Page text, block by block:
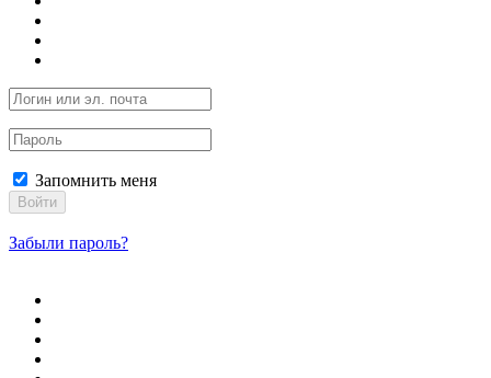
Запомнить меня
Войти
Забыли пароль?